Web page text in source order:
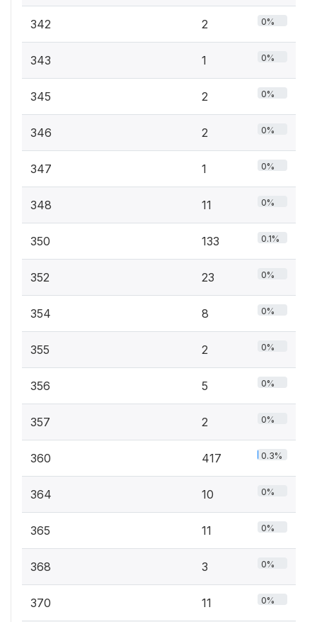
342 2 0%
343 1 0%
345 2 0%
346 2 0%
347 1 0%
348 11 0%
350 133 0.1%
352 23 0%
354 8 0%
355 2 0%
356 5 0%
357 2 0%
360 417 0.3%
364 10 0%
365 11 0%
368 3 0%
370 11 0%